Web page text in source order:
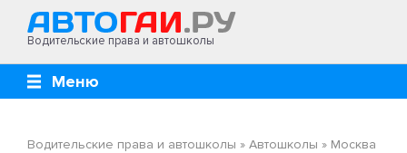
Водительские права и автошколы
Меню
Водительские права и автошколы » Автошколы » Москва